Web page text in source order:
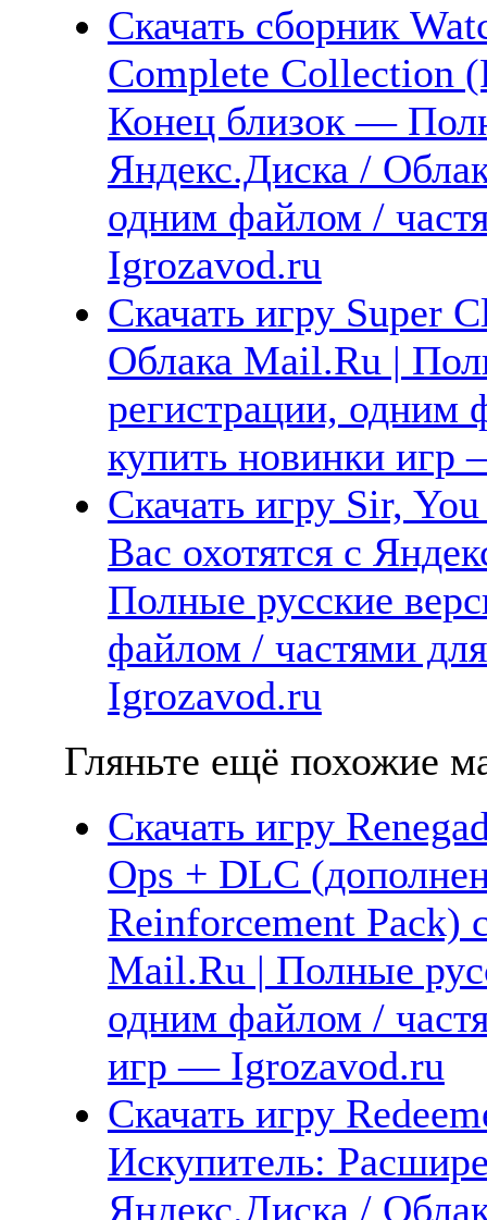
Скачать сборник
Complete Collection
Конец близок —
Яндекс.Диска /
одним файлом /
Igrozavod.ru
Скачать игру Super
Облака Mail.Ru |
регистрации, одним
купить новинки
Скачать игру Sir,
Вас охотятся с
Полные русские
файлом / частями
Igrozavod.ru
Гляньте ещё похожие
Скачать игру
Ops + DLC
Reinforcement Pack)
Mail.Ru | Полные
одним файлом /
игр — Igrozavod.ru
Скачать игру
Искупитель:
Яндекс.Диска /